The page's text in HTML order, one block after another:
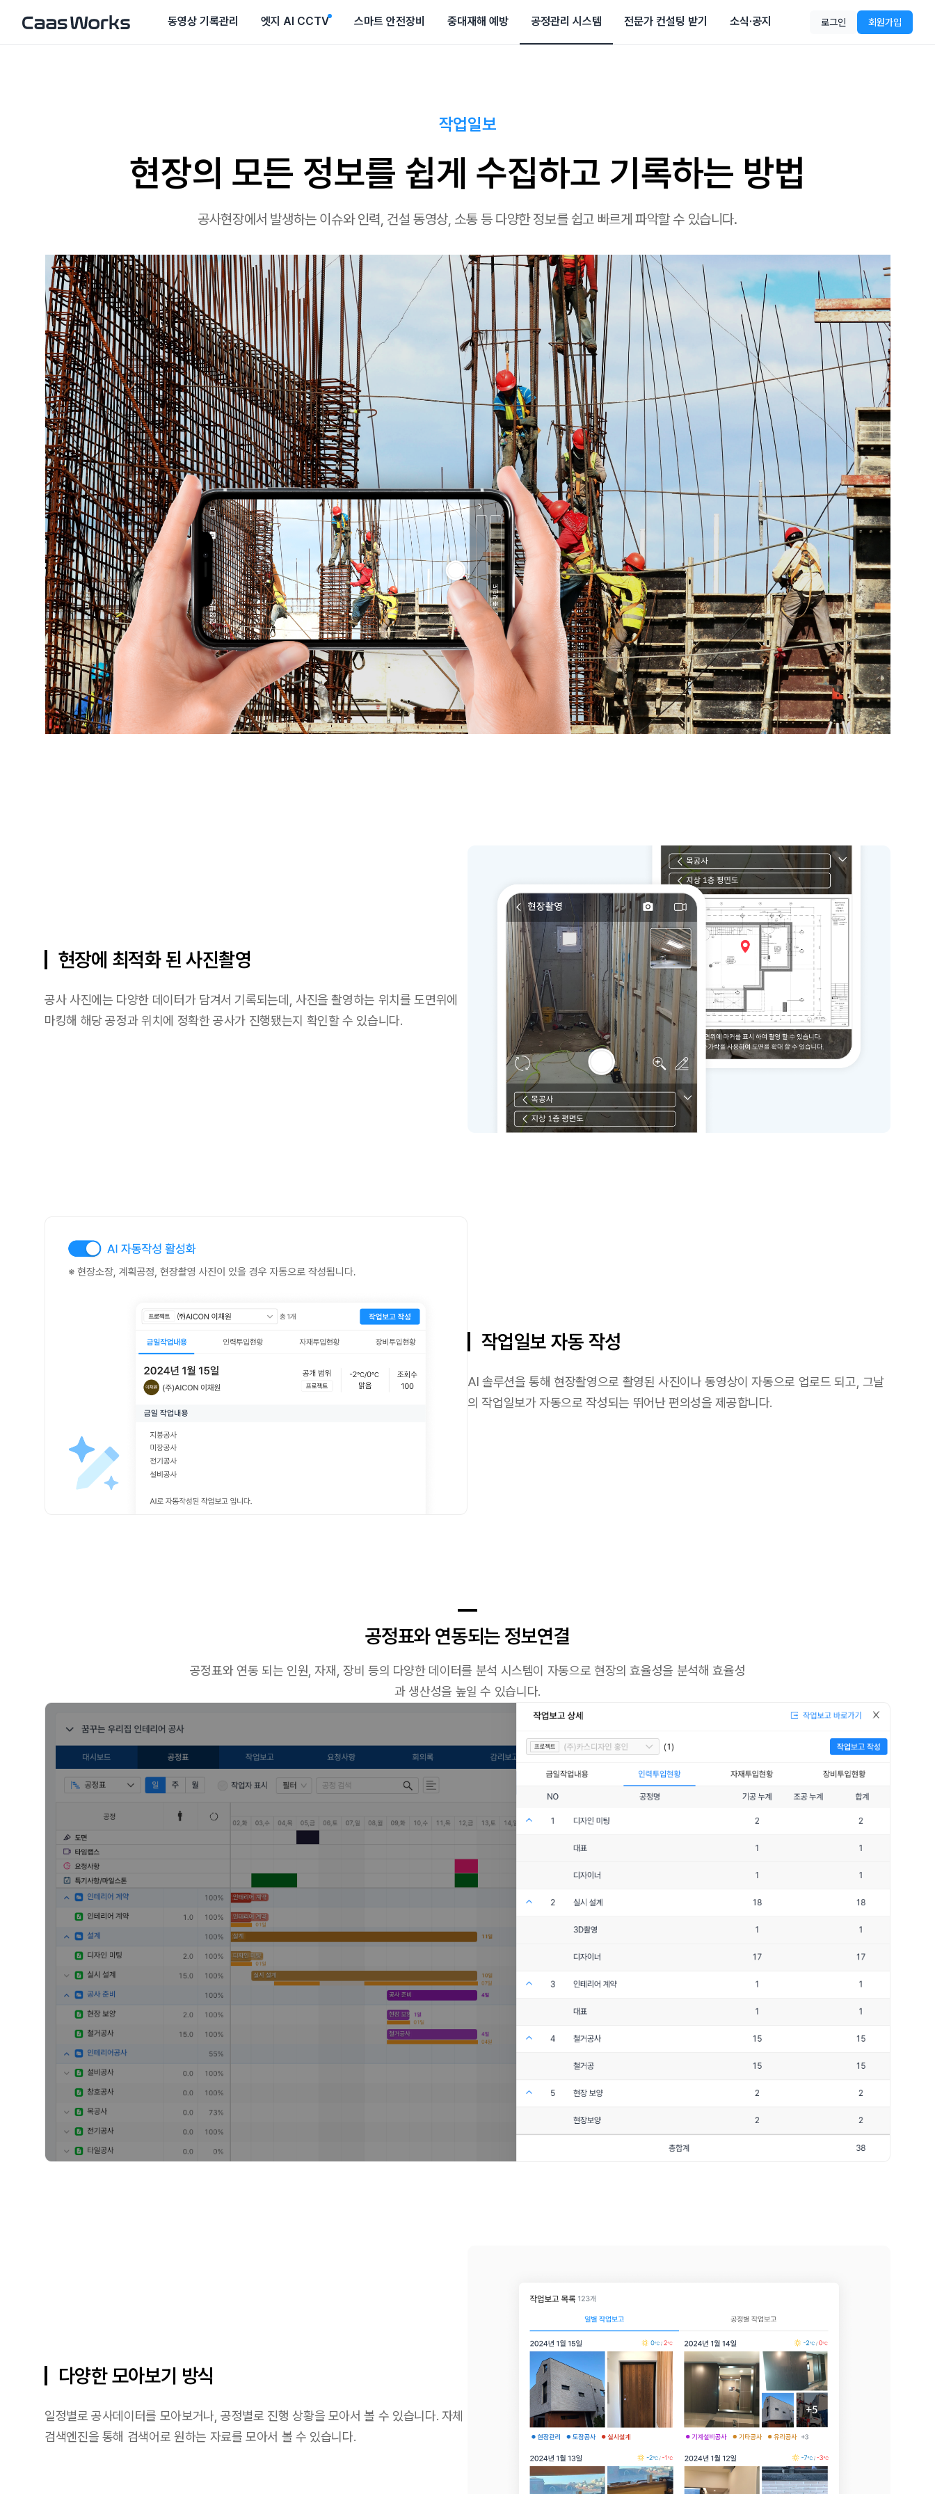
동영상 기록관리 엣지 AI CCTV 스마트 안전장비 중대재해 예방 공정관리 시스템 전문가 컨설팅 받기 소식·공지 로그인 회원가입
작업일보
현장의 모든 정보를 쉽게 수집하고 기록하는 방법
공사현장에서 발생하는 이슈와 인력, 건설 동영상, 소통 등 다양한 정보를 쉽고 빠르게 파악할 수 있습니다.
현장에 최적화 된 사진촬영
공사 사진에는 다양한 데이터가 담겨서 기록되는데, 사진을 촬영하는 위치를 도면위에
마킹해 해당 공정과 위치에 정확한 공사가 진행됐는지 확인할 수 있습니다.
작업일보 자동 작성
AI 솔루션을 통해 현장촬영으로 촬영된 사진이나 동영상이 자동으로 업로드 되고, 그날
의 작업일보가 자동으로 작성되는 뛰어난 편의성을 제공합니다.
공정표와 연동되는 정보연결
공정표와 연동 되는 인원, 자재, 장비 등의 다양한 데이터를 분석 시스템이 자동으로 현장의 효율성을 분석해 효율성
과 생산성을 높일 수 있습니다.
다양한 모아보기 방식
일정별로 공사데이터를 모아보거나, 공정별로 진행 상황을 모아서 볼 수 있습니다. 자체
검색엔진을 통해 검색어로 원하는 자료를 모아서 볼 수 있습니다.